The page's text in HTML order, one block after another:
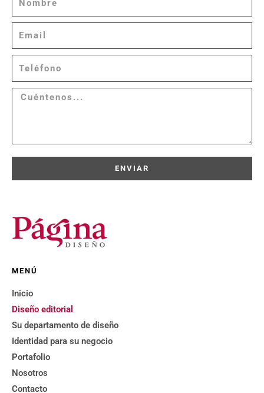
MENÚ
Inicio
Diseño editorial
Su departamento de diseño
Identidad para su negocio
Portafolio
Nosotros
Contacto
ENVIAR